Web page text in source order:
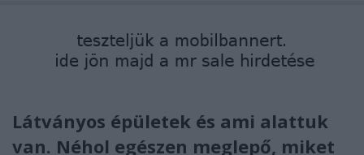
Látványos épületek és ami alattuk
van. Néhol egészen meglepő, miket